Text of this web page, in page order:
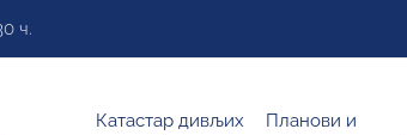
ч.
Катастар дивљих
Планови и